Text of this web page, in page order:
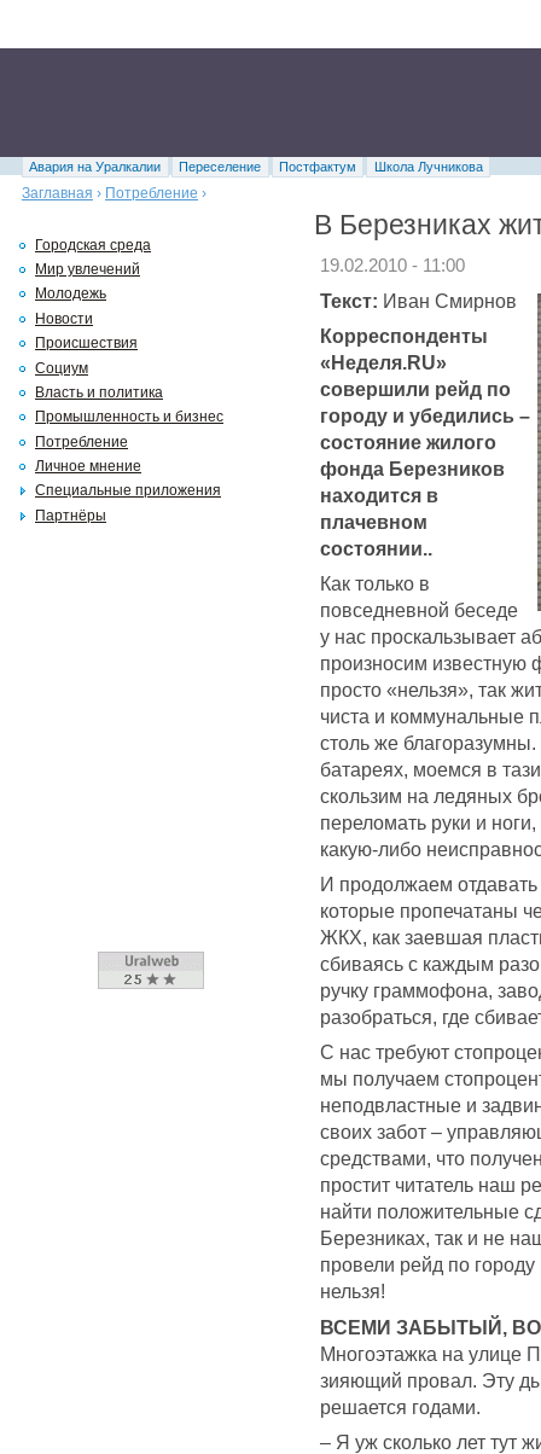
Авария на Уралкалии Переселение Постфактум
Школа Лучникова
Заглавная › Потребление ›
В Березниках
19.02.2010 - 11:00
Текст: Иван Смирнов
Корреспонденты
«Неделя.RU»
совершили рейд по
городу и убедились –
состояние жилого
фонда Березников
находится в
плачевном
состоянии..
Как только в
повседневной беседе
у нас проскальзывает
произносим известную
просто «нельзя», так
чиста и коммунальные
столь же
батареях, моемся в
скользим на ледяных
переломать руки и
какую-либо
И продолжаем
которые пропечатаны
ЖКХ, как заевшая
сбиваясь с каждым
ручку граммофона,
разобраться, где
С нас требуют
мы получаем
неподвластные и
своих забот –
средствами, что
простит читатель наш
найти положительные
Березниках, так и не
провели рейд по
нельзя!
ВСЕМИ ЗАБЫТЫЙ,
Многоэтажка на улице
зияющий провал. Эту
решается годами.
– Я уж сколько лет тут
Городская среда
Мир увлечений
Молодежь
Новости
Происшествия
Социум
Власть и политика
Промышленность и бизнес
Потребление
Личное мнение
Специальные приложения
Партнёры